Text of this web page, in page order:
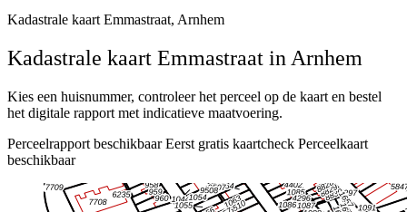
Kadastrale kaart Emmastraat, Arnhem
Kadastrale kaart Emmastraat in Arnhem
Kies een huisnummer, controleer het perceel op de kaart en bestel
het digitale rapport met indicatieve maatvoering.
Perceelrapport beschikbaar Eerst gratis kaartcheck Perceelkaart
beschikbaar